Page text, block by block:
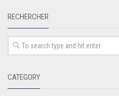
RECHERCHER
CATEGORY